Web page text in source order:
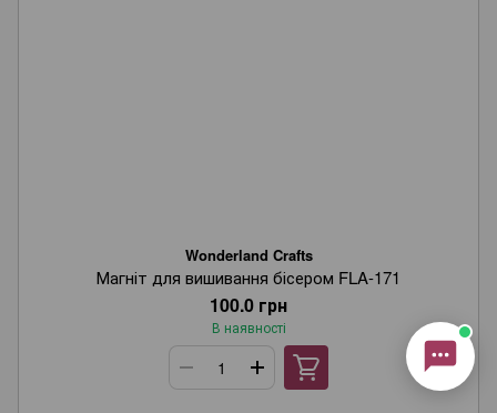
Wonderland Crafts
Магніт для вишивання бісером FLA-171
100.0 грн
В наявності